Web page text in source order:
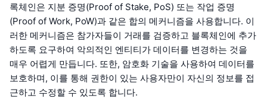
록체인은 지분 증명(Proof of Stake, PoS) 또는 작업 증명
(Proof of Work, PoW)과 같은 합의 메커니즘을 사용합니다. 이
러한 메커니즘은 참가자들이 거래를 검증하고 블록체인에 추가
하도록 요구하여 악의적인 엔티티가 데이터를 변경하는 것을
매우 어렵게 만듭니다. 또한, 암호화 기술을 사용하여 데이터를
보호하며, 이를 통해 권한이 있는 사용자만이 자신의 정보를 접
근하고 수정할 수 있도록 합니다.